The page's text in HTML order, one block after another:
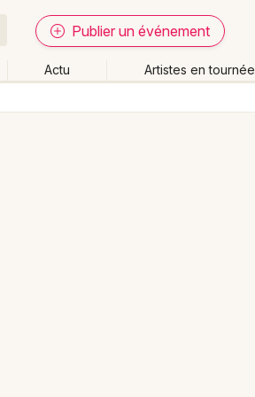
Publier un événement
Actu Artistes en tournée